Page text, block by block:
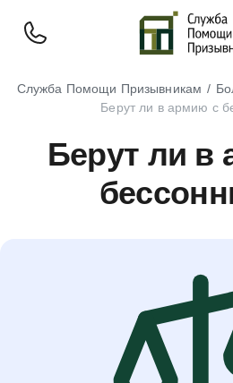
Служба Помощи Призывникам
Берут ли в армию с
Берут ли в